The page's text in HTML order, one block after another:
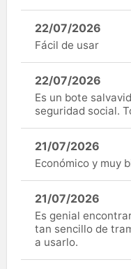
22/07/2026
Fácil de usar
22/07/2026
Es un bote
seguridad social.
21/07/2026
Económico y muy
21/07/2026
Es genial
tan sencillo de
a usarlo.